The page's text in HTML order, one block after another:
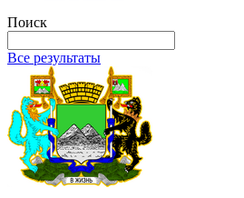
Поиск
Все результаты